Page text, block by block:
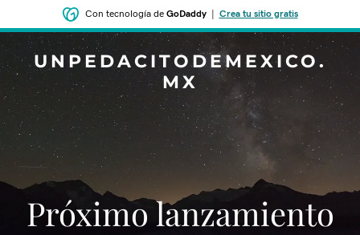
Con tecnología de GoDaddy| Crea tu sitio gratis
UNPEDACITODEMEXICO.
MX
‌‌Próximo lanzamiento